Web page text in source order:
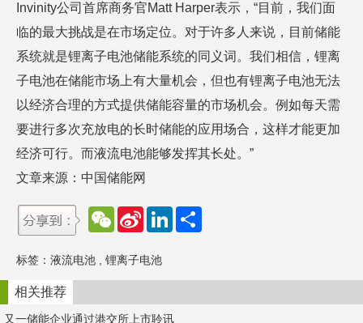
Invinity公司首席商务官Matt Harper表示，“目前，我们面
临的最大挑战是在市场定位。对于许多人来说，目前储能
系统就是锂离子电池储能系统的同义词。我们相信，锂离
子电池在储能市场上有大量机会，但也有锂离子电池无法
以经济合理的方式提供储能容量的市场机会。例如每天需
要进行多次充放电的长时储能的应用场合，这样才能更加
经济可行。而液流电池能够发挥其长处。”
文章来源：中国储能网
W
e
a
t
S
a
W
e
b
o
L
d
n
标签： 液流电池 锂离子电池
相关推荐
又一储能企业通过港交所上市聆讯